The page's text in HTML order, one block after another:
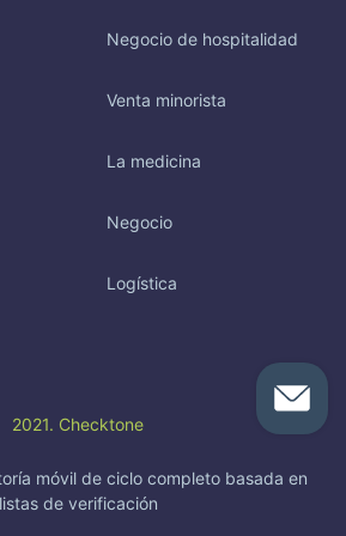
Negocio de hospitalidad
Venta minorista
La medicina
Negocio
Logística
2021. Checktone
móvil de ciclo completo basada en
listas de verificación